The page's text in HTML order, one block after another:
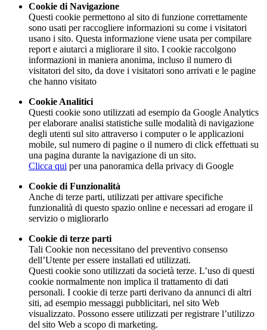
Cookie di Navigazione
Questi cookie permettono al sito di funzione correttamente
sono usati per raccogliere informazioni su come i visitatori
usano i sito. Questa informazione viene usata per compilare
report e aiutarci a migliorare il sito. I cookie raccolgono
informazioni in maniera anonima, incluso il numero di
visitatori del sito, da dove i visitatori sono arrivati e le pagine
che hanno visitato
Cookie Analitici
Questi cookie sono utilizzati ad esempio da Google Analytics
per elaborare analisi statistiche sulle modalità di navigazione
degli utenti sul sito attraverso i computer o le applicazioni
mobile, sul numero di pagine o il numero di click effettuati su
una pagina durante la navigazione di un sito.
Clicca qui per una panoramica della privacy di Google
Cookie di Funzionalità
Anche di terze parti, utilizzati per attivare specifiche
funzionalità di questo spazio online e necessari ad erogare il
servizio o migliorarlo
Cookie di terze parti
Tali Cookie non necessitano del preventivo consenso
dell’Utente per essere installati ed utilizzati.
Questi cookie sono utilizzati da società terze. L’uso di questi
cookie normalmente non implica il trattamento di dati
personali. I cookie di terze parti derivano da annunci di altri
siti, ad esempio messaggi pubblicitari, nel sito Web
visualizzato. Possono essere utilizzati per registrare l’utilizzo
del sito Web a scopo di marketing.